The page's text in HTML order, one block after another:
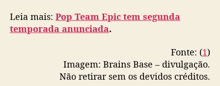
m
d
a
Leia mais: Pop Team Epic tem segunda
temporada anunciada.
Fonte: (1)
Imagem: Brains Base – divulgação.
Não retirar sem os devidos créditos.